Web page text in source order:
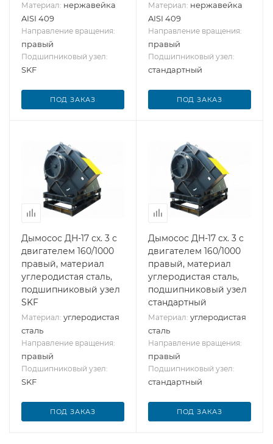
Материал: нержавейка
AISI 409
Направление вращения:
правый
Подшипниковый узел:
SKF
ПОД ЗАКАЗ
Материал: нержавейка
AISI 409
Направление вращения:
правый
Подшипниковый узел:
стандартный
ПОД ЗАКАЗ
Дымосос ДН-17 сх. 3 с
двигателем 160/1000
правый, материал
углеродистая сталь,
подшипниковый узел
SKF
Материал: углеродистая
сталь
Направление вращения:
правый
Подшипниковый узел:
SKF
ПОД ЗАКАЗ
Дымосос ДН-17 сх. 3 с
двигателем 160/1000
правый, материал
углеродистая сталь,
подшипниковый узел
стандартный
Материал: углеродистая
сталь
Направление вращения:
правый
Подшипниковый узел:
стандартный
ПОД ЗАКАЗ